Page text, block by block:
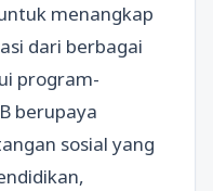
menangkap
dari berbagai
program-
berupaya
sosial yang